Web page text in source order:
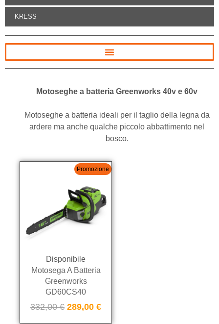
KRESS
Motoseghe a batteria Greenworks 40v e 60v
Motoseghe a batteria ideali per il taglio della legna da
ardere ma anche qualche piccolo abbattimento nel
bosco.
Promozione
Disponibile
Motosega A Batteria
Greenworks
GD60CS40
332,00€ 289,00 €